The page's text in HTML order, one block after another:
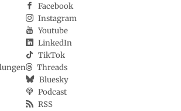
Facebook
Instagram
Youtube
LinkedIn
TikTok
Threads
Bluesky
Podcast
RSS